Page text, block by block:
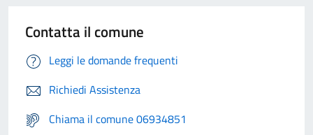
Contatta il comune
Leggi le domande frequenti
Richiedi Assistenza
Chiama il comune 06934851